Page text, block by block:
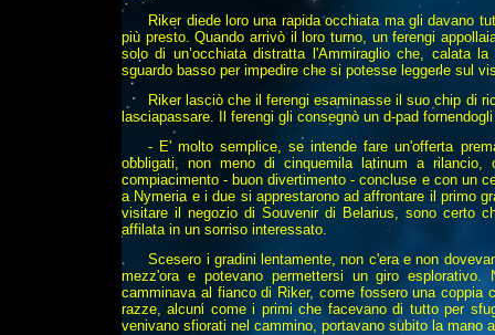
Riker diede loro una rapida occhiata ma gli davano
più presto. Quando arrivò il loro turno, un ferengi
solo di un’occhiata distratta l'Ammiraglio che, calata
sguardo basso per impedire che si potesse leggerle sul
Riker lasciò che il ferengi esaminasse il suo chip di
lasciapassare. Il ferengi gli consegnò un d-pad
- E' molto semplice, se intende fare un'offerta
obbligati, non meno di cinquemila latinum a
compiacimento - buon divertimento - concluse e con un
a Nymeria e i due si apprestarono ad affrontare il primo
visitare il negozio di Souvenir di Belarius, sono certo
affilata in un sorriso interessato.
Scesero i gradini lentamente, non c'era e non
mezz'ora e potevano permettersi un giro
camminava al fianco di Riker, come fossero una coppia
razze, alcuni come i primi che facevano di tutto per
venivano sfiorati nel cammino, portavano subito la mano